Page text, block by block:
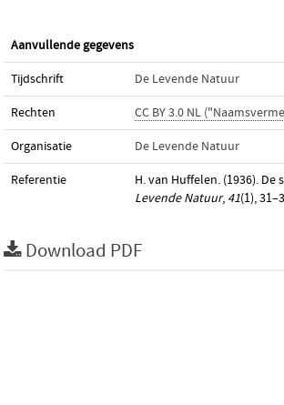
Aanvullende gegevens
Tijdschrift De Levende Natuur
Rechten CC BY 3.0 NL
Organisatie De Levende Natuur
Referentie H. van Huffelen. (1936). De
Levende Natuur, 41(1),
Download PDF